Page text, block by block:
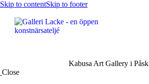
Skip to contentSkip to footer
Kabusa Art Gallery i Påsk
Close